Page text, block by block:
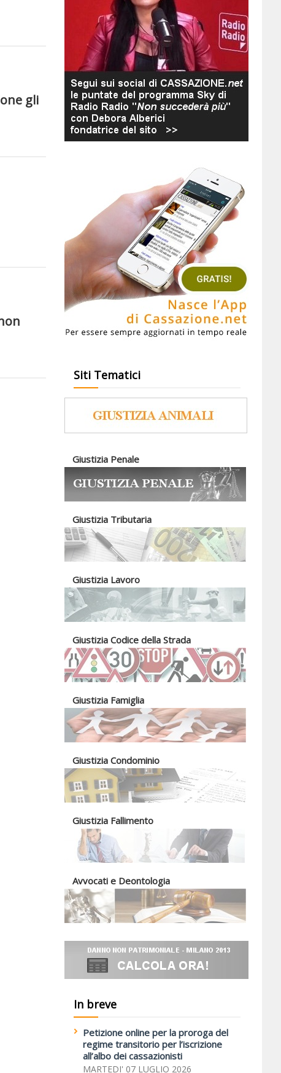
gli
Siti Tematici
Giustizia Penale
Giustizia Tributaria
Giustizia Lavoro
Giustizia Codice della Strada
Giustizia Famiglia
Giustizia Condominio
Giustizia Fallimento
Avvocati e Deontologia
In breve
Petizione online per la proroga del
regime transitorio per l’iscrizione
all’albo dei cassazionisti
MARTEDI' 07 LUGLIO 2026